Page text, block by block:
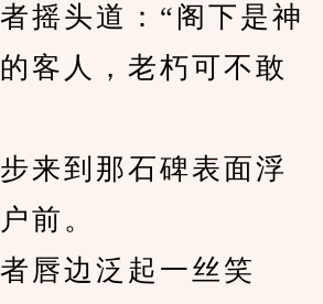
头道：“阁下是神
客人，老朽可不敢
到那石碑表面浮
前。
边泛起一丝笑